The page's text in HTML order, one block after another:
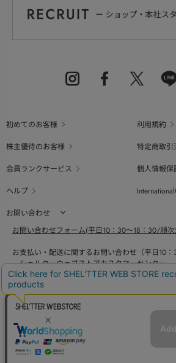
初めてのお客様
利用規約
株主優待のお客様
特定商取
会員ランクサービス
個人情報保
ヘルプ
お問い合わせ
お問い合わせフォーム(平日10：30～18：30/順
お支払い・配送に関するお問い合わせ（平日10：
シェルターウェブストアカスタマーセンター
0800-123-6820
商品の素材、サイズ、仕様等に関するお問い合せ
バロックジャパンリミテッドコールセンター
03-6730-9191
BAROQUE JAPAN LIMITED